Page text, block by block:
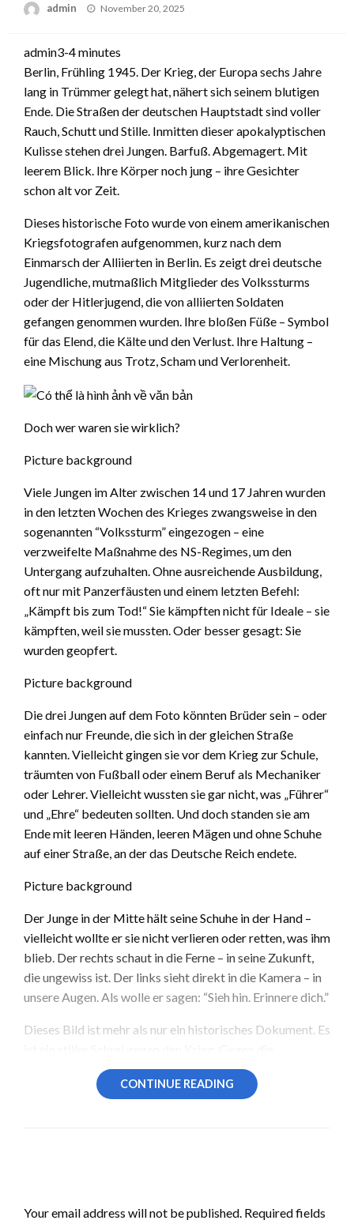
admin
Posted
November 20, 2025
admin3-4 minutes
Berlin, Frühling 1945. Der Krieg, der Europa sechs Jahre
lang in Trümmer gelegt hat, nähert sich seinem blutigen
Ende. Die Straßen der deutschen Hauptstadt sind voller
Rauch, Schutt und Stille. Inmitten dieser apokalyptischen
Kulisse stehen drei Jungen. Barfuß. Abgemagert. Mit
leerem Blick. Ihre Körper noch jung – ihre Gesichter
schon alt vor Zeit.
Dieses historische Foto wurde von einem amerikanischen
Kriegsfotografen aufgenommen, kurz nach dem
Einmarsch der Alliierten in Berlin. Es zeigt drei deutsche
Jugendliche, mutmaßlich Mitglieder des Volkssturms
oder der Hitlerjugend, die von alliierten Soldaten
gefangen genommen wurden. Ihre bloßen Füße – Symbol
für das Elend, die Kälte und den Verlust. Ihre Haltung –
eine Mischung aus Trotz, Scham und Verlorenheit.
Doch wer waren sie wirklich?
Picture background
Viele Jungen im Alter zwischen 14 und 17 Jahren wurden
in den letzten Wochen des Krieges zwangsweise in den
sogenannten “Volkssturm” eingezogen – eine
verzweifelte Maßnahme des NS-Regimes, um den
Untergang aufzuhalten. Ohne ausreichende Ausbildung,
oft nur mit Panzerfäusten und einem letzten Befehl:
„Kämpft bis zum Tod!“ Sie kämpften nicht für Ideale – sie
kämpften, weil sie mussten. Oder besser gesagt: Sie
wurden geopfert.
Picture background
Die drei Jungen auf dem Foto könnten Brüder sein – oder
einfach nur Freunde, die sich in der gleichen Straße
kannten. Vielleicht gingen sie vor dem Krieg zur Schule,
träumten von Fußball oder einem Beruf als Mechaniker
oder Lehrer. Vielleicht wussten sie gar nicht, was „Führer“
und „Ehre“ bedeuten sollten. Und doch standen sie am
Ende mit leeren Händen, leeren Mägen und ohne Schuhe
auf einer Straße, an der das Deutsche Reich endete.
Picture background
Der Junge in der Mitte hält seine Schuhe in der Hand –
vielleicht wollte er sie nicht verlieren oder retten, was ihm
blieb. Der rechts schaut in die Ferne – in seine Zukunft,
die ungewiss ist. Der links sieht direkt in die Kamera – in
unsere Augen. Als wolle er sagen: “Sieh hin. Erinnere dich.”
Dieses Bild ist mehr als nur ein historisches Dokument. Es
Instrumentalisierung der Jugend. Gegen jede Ideologie,
die Kinder zu Soldaten macht. Es ist ein Mahnmal – und
geworden. Doch die Schatten der Vergangenheit lauern
CONTINUE READING
Your email address will not be published. Required fields